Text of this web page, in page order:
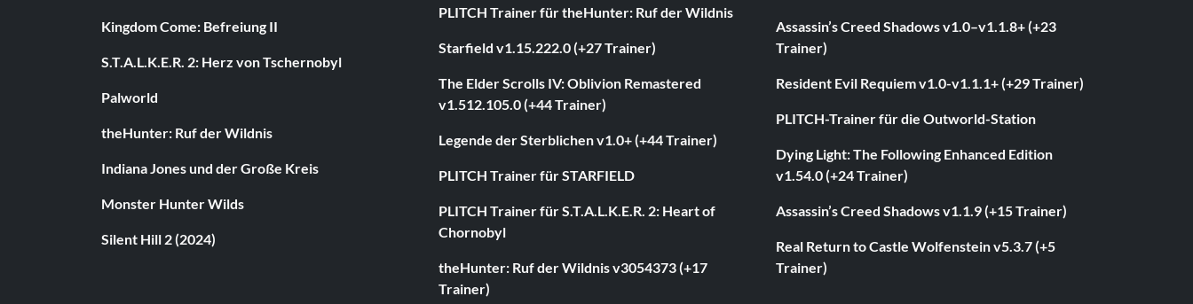
Kingdom Come: Befreiung II
S.T.A.L.K.E.R. 2: Herz von Tschernobyl
Palworld
theHunter: Ruf der Wildnis
Indiana Jones und der Große Kreis
Monster Hunter Wilds
Silent Hill 2 (2024)
PLITCH Trainer für theHunter: Ruf der Wildnis
Starfield v1.15.222.0 (+27 Trainer)
The Elder Scrolls IV: Oblivion Remastered
v1.512.105.0 (+44 Trainer)
Legende der Sterblichen v1.0+ (+44 Trainer)
PLITCH Trainer für STARFIELD
PLITCH Trainer für S.T.A.L.K.E.R. 2: Heart of
Chornobyl
theHunter: Ruf der Wildnis v3054373 (+17
Trainer)
Assassin’s Creed Shadows v1.0–v1.1.8+ (+23
Trainer)
Resident Evil Requiem v1.0-v1.1.1+ (+29 Trainer)
PLITCH-Trainer für die Outworld-Station
Dying Light: The Following Enhanced Edition
v1.54.0 (+24 Trainer)
Assassin’s Creed Shadows v1.1.9 (+15 Trainer)
Real Return to Castle Wolfenstein v5.3.7 (+5
Trainer)